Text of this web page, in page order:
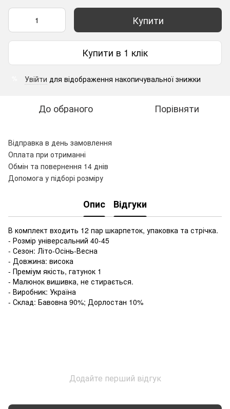
Купити
Купити в 1 клік
Увійти для відображення накопичувальної знижки
До обраного Порівняти
Відправка в день замовлення
Оплата при отриманні
Обмін та повернення 14 днів
Допомога у підборі розміру
Опис Відгуки
В комплект входить 12 пар шкарпеток, упаковка та стрічка.
- Розмір універсальний 40-45
- Сезон: Літо-Осінь-Весна
- Довжина: висока
- Преміум якість, гатунок 1
- Малюнок вишивка, не стирається.
- Виробник: Україна
- Склад: Бавовна 90%; Дорлостан 10%
Додайте перший відгук